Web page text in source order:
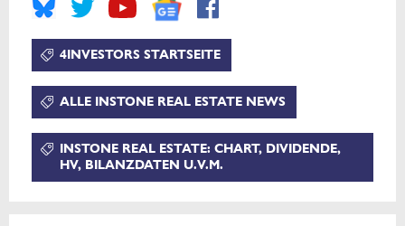
4INVESTORS STARTSEITE
ALLE INSTONE REAL ESTATE NEWS
INSTONE REAL ESTATE: CHART, DIVIDENDE,
HV, BILANZDATEN U.V.M.